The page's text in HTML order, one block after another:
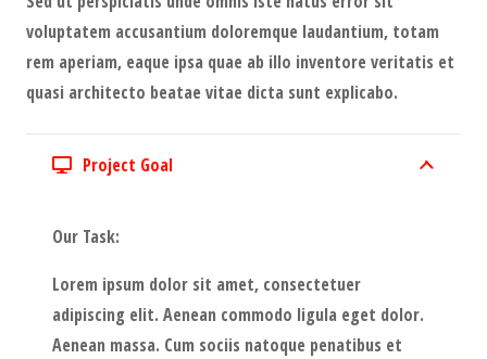
voluptatem accusantium doloremque laudantium, totam
rem aperiam, eaque ipsa quae ab illo inventore veritatis et
quasi architecto beatae vitae dicta sunt explicabo.
Project Goal
Our Task:
Lorem ipsum dolor sit amet, consectetuer
adipiscing elit. Aenean commodo ligula eget dolor.
Aenean massa. Cum sociis natoque penatibus et